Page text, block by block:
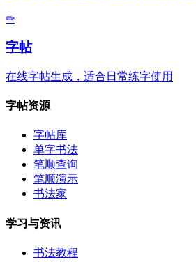
✏
字帖
在线字帖生成，适合日常练字使用
字帖资源
字帖库
单字书法
笔顺查询
笔顺演示
书法家
学习与资讯
书法教程